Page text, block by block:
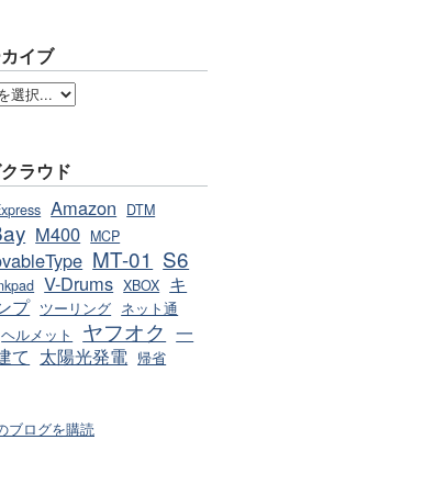
イブ
ラウド
Amazon DTM
M400 MCP
MT-01 S6
V-Drums XBOX キ
プ ツーリング ネット通
ヘルメット ヤフオク 一
て 太陽光発電 帰省
ブログを購読